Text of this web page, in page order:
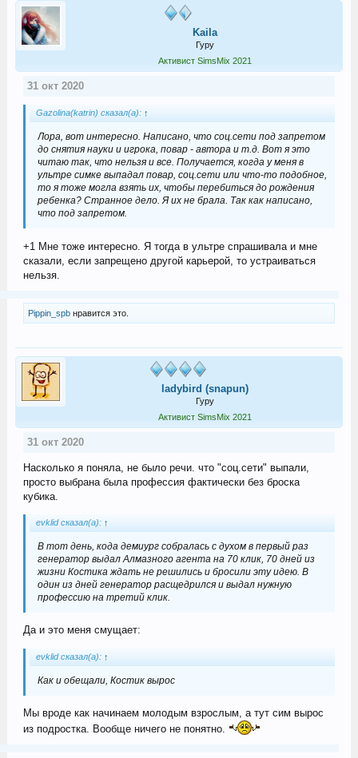
Kaila
Гуру
Активист SimsMix 2021
31 окт 2020
Gazolina(katrin) сказал(а): ↑
Лора, вот интересно. Написано, что соц.сети под запретом
до снятия науки и игрока, повар - автора и т.д. Вот я это
читаю так, что нельзя и все. Получается, когда у меня в
ультре симке выпадал повар, соц.сети или что-то подобное,
то я тоже могла взять их, чтобы перебиться до рождения
ребенка? Странное дело. Я их не брала. Так как написано,
что под запретом.
+1 Мне тоже интересно. Я тогда в ультре спрашивала и мне
сказали, если запрещено другой карьерой, то устраиваться
нельзя.
Pippin_spbнравится это.
ladybird (snapun)
Гуру
Активист SimsMix 2021
31 окт 2020
Насколько я поняла, не было речи. что "соц.сети" выпали,
просто выбрана была профессия фактически без броска
кубика.
evklid сказал(а): ↑
В тот день, кода демиург собралась с духом в первый раз
генератор выдал Алмазного агента на 70 клик, 70 дней из
жизни Костика ждать не решились и бросили эту идею. В
один из дней генератор расщедрился и выдал нужную
профессию на третий клик.
Да и это меня смущает:
evklid сказал(а): ↑
Как и обещали, Костик вырос
Мы вроде как начинаем молодым взрослым, а тут сим вырос
из подростка. Вообще ничего не понятно.